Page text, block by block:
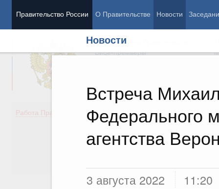
Правительство России О Правительстве Новости
Новости
Встреча
Федерального
агентства
3 августа 2022 11:20
Председатель Правительства
Вице-премьеры
Работа Правительства
Демография
Здоровье
Культура